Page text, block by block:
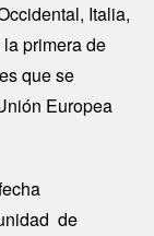
Italia,
primera de
que se
Europea
de